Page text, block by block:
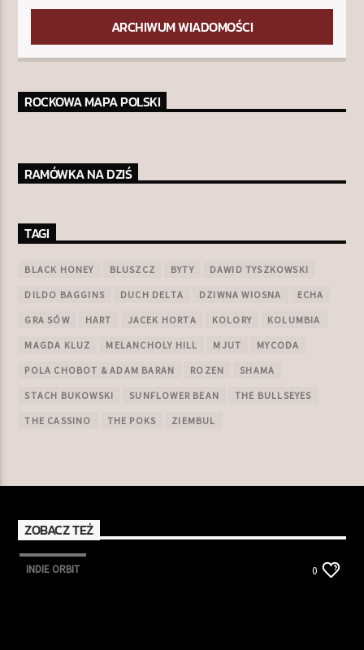
ARCHIWUM WIADOMOŚCI
ROCKOWA MAPA POLSKI
RAMÓWKA NA DZIŚ
TAGI
BLACK HONEY BLUSZCZ BYTY DAWID TYSZKOWSKI
DILDO BAGGINS DUCH DELTA DZIWNA WIOSNA ECHA
GRA SÓW HART JACEK HORTA KOLORY KOLUMBIA
MAGDA KLUZ MELANCHOLY HILL MJUT MYCODA
POLA CHOBOT & ADAM BARAN ROZEN SHAMA
STACH BUKOWSKI SUNFLOWER BEAN THE BULLSEYES
THE CASSINO THE POKS ZIEMBUL
ZOBACZ TEŻ
INDIE ORBIT 0